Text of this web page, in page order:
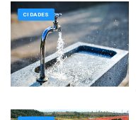
CIDADES